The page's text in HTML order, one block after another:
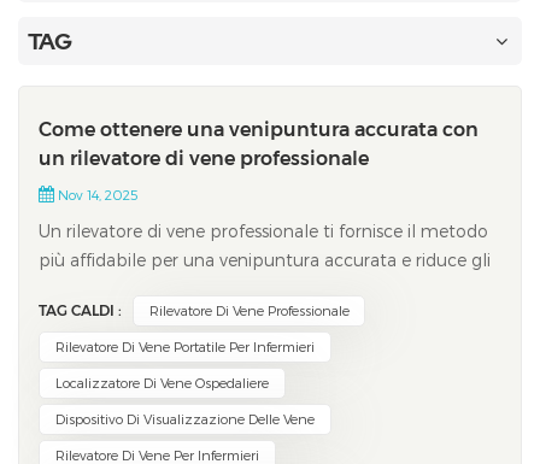
TAG
Come ottenere una venipuntura accurata con
un rilevatore di vene professionale
Nov 14, 2025
Un rilevatore di vene professionale ti fornisce il metodo
più affidabile per una venipuntura accurata e riduce gli
Finder, ad esempio, utilizza un'avanzata tecnologia a
infrarossi per proiettare una mappa chiara e in tempo
reale delle ven...
TAG CALDI : Rilevatore Di Vene Professionale
Rilevatore Di Vene Portatile Per Infermieri
Localizzatore Di Vene Ospedaliere
Dispositivo Di Visualizzazione Delle Vene
Rilevatore Di Vene Per Infermieri